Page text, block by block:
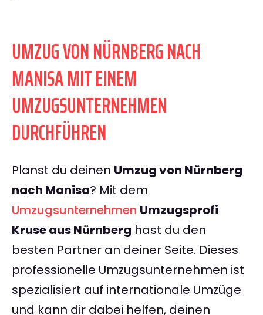
UMZUG VON NÜRNBERG NACH
MANISA MIT EINEM
UMZUGSUNTERNEHMEN
DURCHFÜHREN
Planst du deinen Umzug von Nürnberg
nach Manisa? Mit dem
Umzugsunternehmen Umzugsprofi
Kruse aus Nürnberg hast du den
besten Partner an deiner Seite. Dieses
professionelle Umzugsunternehmen ist
spezialisiert auf internationale Umzüge
und kann dir dabei helfen, deinen